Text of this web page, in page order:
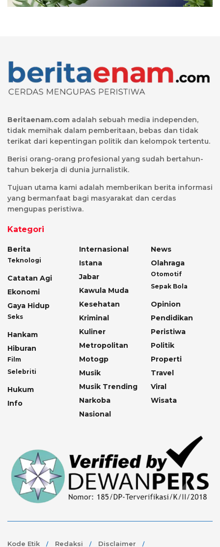
Beritaenam.com adalah sebuah media independen,
tidak memihak dalam pemberitaan, bebas dan tidak
terikat dari kepentingan politik dan kelompok tertentu.
Berisi orang-orang profesional yang sudah bertahun-
tahun bekerja di dunia jurnalistik.
Tujuan utama kami adalah memberikan berita informasi
yang bermanfaat bagi masyarakat dan cerdas
mengupas peristiwa.
Kategori
Berita
Teknologi
Catatan Agi
Ekonomi
Gaya Hidup
Seks
Hankam
Hiburan
Film
Selebriti
Hukum
Info
Internasional
Istana
Jabar
Kawula Muda
Kesehatan
Kriminal
Kuliner
Metropolitan
Motogp
Musik
Musik Trending
Narkoba
Nasional
News
Olahraga
Otomotif
Sepak Bola
Opinion
Pendidikan
Peristiwa
Politik
Properti
Travel
Viral
Wisata
Kode Etik Redaksi Disclaimer